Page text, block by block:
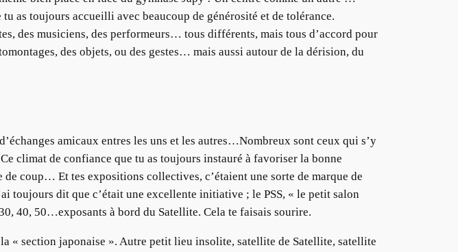
as toujours accueilli avec beaucoup de générosité et de tolérance.
des musiciens, des performeurs… tous différents, mais tous d’accord pour
des objets, ou des gestes… mais aussi autour de la dérision, du
amicaux entres les uns et les autres…Nombreux sont ceux qui s’y
climat de confiance que tu as toujours instauré à favoriser la bonne
coup… Et tes expositions collectives, c’étaient une sorte de marque de
toujours dit que c’était une excellente initiative ; le PSS, « le petit salon
40, 50…exposants à bord du Satellite. Cela te faisais sourire.
« section japonaise ». Autre petit lieu insolite, satellite de Satellite, satellite